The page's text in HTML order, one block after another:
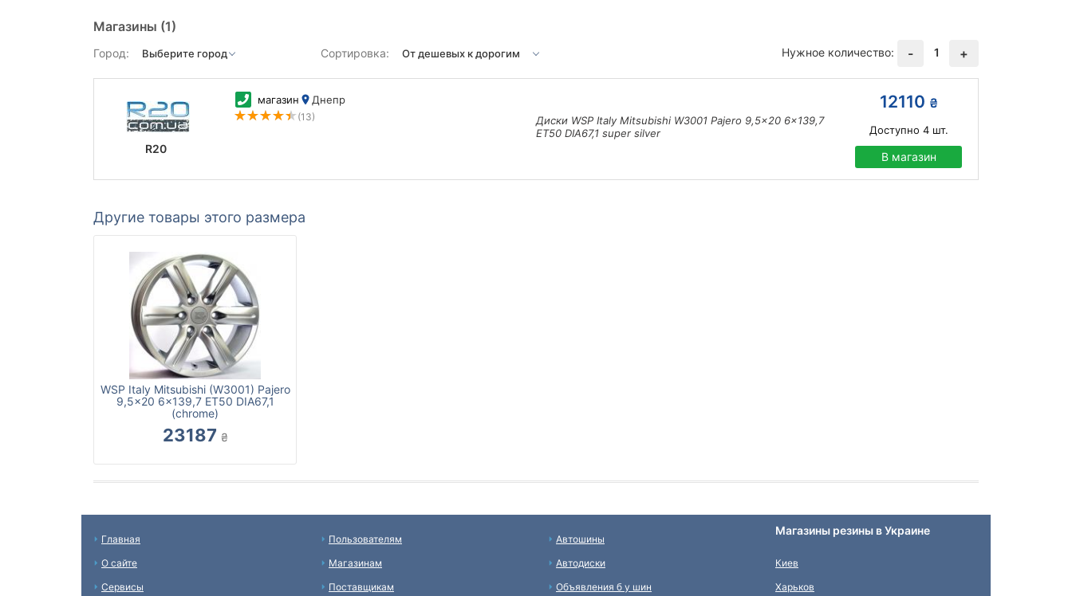
Магазины (1)
Город: Сортировка: Нужное количество: - 1 +
R20
магазин Днепр
(13)
Диски WSP Italy Mitsubishi W3001 Pajero 9,5x20 6x139,7
ET50 DIA67,1 super silver
12110 ₴
Доступно 4шт.
В магазин
Другие товары этого размера
WSP Italy Mitsubishi (W3001) Pajero
9,5x20 6x139,7 ET50 DIA67,1
(chrome)
23187 ₴
Главная
О сайте
Сервисы
Пользователям
Магазинам
Поставщикам
Автошины
Автодиски
Объявления б у шин
Магазины резины в Украине
Киев
Харьков